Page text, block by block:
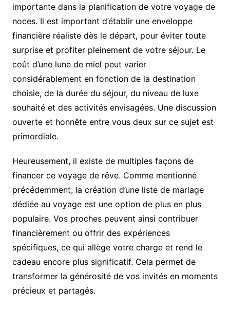
importante dans la planification de votre voyage de
noces. Il est important d’établir une enveloppe
financière réaliste dès le départ, pour éviter toute
surprise et profiter pleinement de votre séjour. Le
coût d’une lune de miel peut varier
considérablement en fonction de la destination
choisie, de la durée du séjour, du niveau de luxe
souhaité et des activités envisagées. Une discussion
ouverte et honnête entre vous deux sur ce sujet est
primordiale.
Heureusement, il existe de multiples façons de
financer ce voyage de rêve. Comme mentionné
précédemment, la création d’une liste de mariage
dédiée au voyage est une option de plus en plus
populaire. Vos proches peuvent ainsi contribuer
financièrement ou offrir des expériences
spécifiques, ce qui allège votre charge et rend le
cadeau encore plus significatif. Cela permet de
transformer la générosité de vos invités en moments
précieux et partagés.